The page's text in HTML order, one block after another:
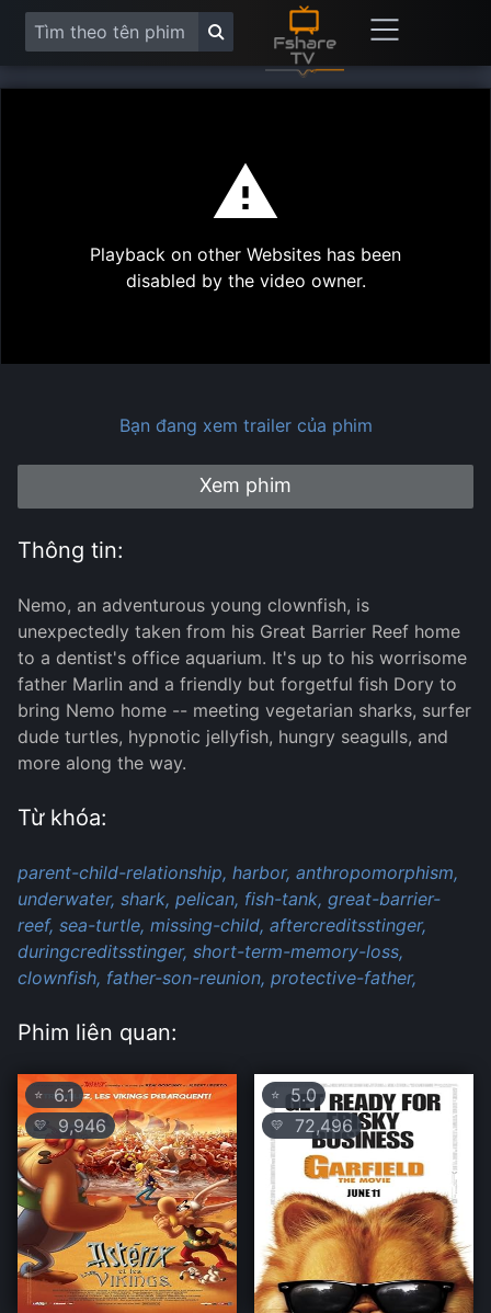
Play
Playback on other Websites has been
disabled by the video owner.
Bạn đang xem trailer của phim
Xem phim
Thông tin:
Nemo, an adventurous young clownfish, is
unexpectedly taken from his Great Barrier Reef home
to a dentist's office aquarium. It's up to his worrisome
father Marlin and a friendly but forgetful fish Dory to
bring Nemo home -- meeting vegetarian sharks, surfer
dude turtles, hypnotic jellyfish, hungry seagulls, and
more along the way.
Từ khóa:
parent-child-relationship, harbor, anthropomorphism,
underwater, shark, pelican, fish-tank, great-barrier-
reef, sea-turtle, missing-child, aftercreditsstinger,
duringcreditsstinger, short-term-memory-loss,
clownfish, father-son-reunion, protective-father,
Phim liên quan:
⭐ 6.1
💛 9,946
⭐ 5.0
💛 72,496